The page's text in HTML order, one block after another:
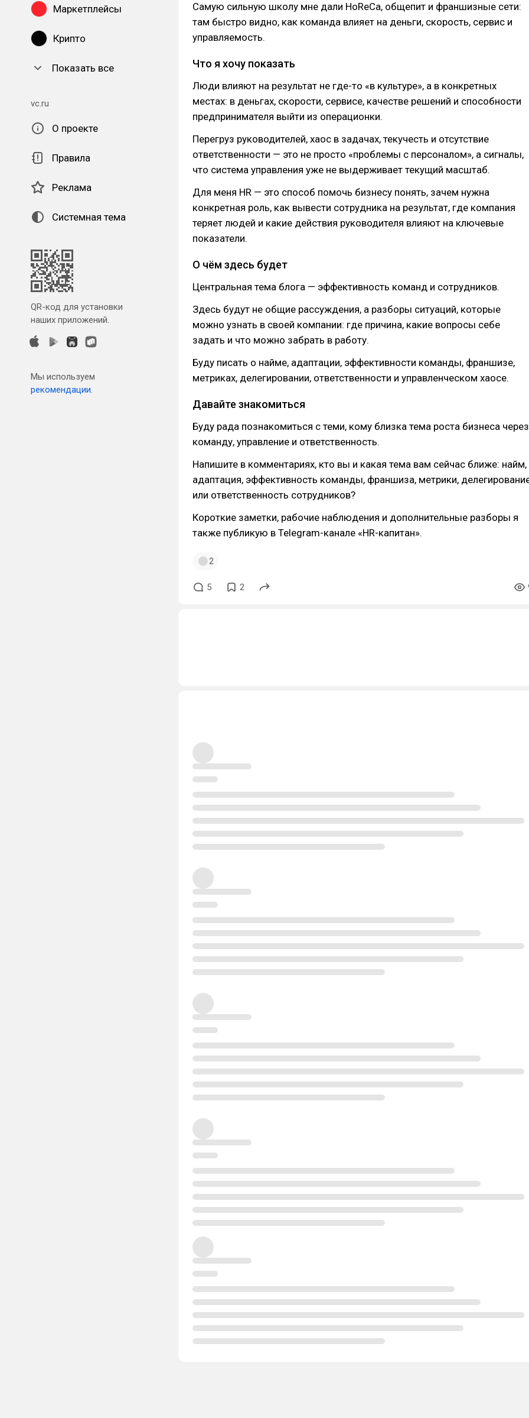
Маркетплейсы
Крипто
Показать все
vc.ru
О проекте
Правила
Реклама
Системная тема
QR-код для установки
наших приложений.
Мы используем
рекомендации.
Самую сильную школу мне дали HoReCa, общепит и франшизные сети:
там быстро видно, как команда влияет на деньги, скорость, сервис и
управляемость.
Что я хочу показать
Люди влияют на результат не где-то «в культуре», а в конкретных
местах: в деньгах, скорости, сервисе, качестве решений и способности
предпринимателя выйти из операционки.
Перегруз руководителей, хаос в задачах, текучесть и отсутствие
ответственности — это не просто «проблемы с персоналом», а сигналы,
что система управления уже не выдерживает текущий масштаб.
Для меня HR — это способ помочь бизнесу понять, зачем нужна
конкретная роль, как вывести сотрудника на результат, где компания
теряет людей и какие действия руководителя влияют на ключевые
показатели.
О чём здесь будет
Центральная тема блога — эффективность команд и сотрудников.
Здесь будут не общие рассуждения, а разборы ситуаций, которые
можно узнать в своей компании: где причина, какие вопросы себе
задать и что можно забрать в работу.
Буду писать о найме, адаптации, эффективности команды, франшизе,
метриках, делегировании, ответственности и управленческом хаосе.
Давайте знакомиться
Буду рада познакомиться с теми, кому близка тема роста бизнеса через
команду, управление и ответственность.
Напишите в комментариях, кто вы и какая тема вам сейчас ближе: найм,
адаптация, эффективность команды, франшиза, метрики,
или ответственность сотрудников?
Короткие заметки, рабочие наблюдения и дополнительные разборы я
также публикую в Telegram-канале «HR-капитан».
2
5 2